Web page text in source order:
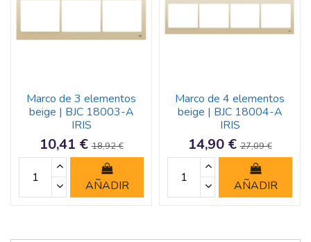
Marco de 3 elementos
beige | BJC 18003-A
IRIS
10,41 €18,92 €
AÑADIR
Marco de 4 elementos
beige | BJC 18004-A
IRIS
14,90 €27,09 €
AÑADIR